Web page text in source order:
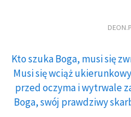
Kto szuka Boga, musi się
Musi się wciąż
przed oczyma i wytrwale
Boga, swój prawdziwy